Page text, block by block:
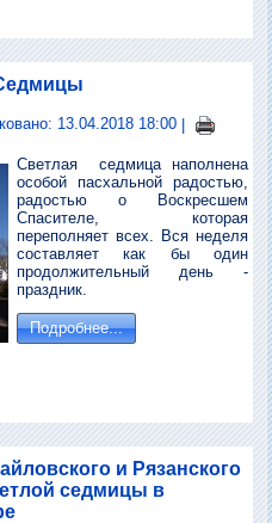
13.04.2018 18:00 |
Светлая седмица наполнена
особой пасхальной радостью,
радостью о Воскресшем
Спасителе, которая
переполняет всех. Вся неделя
составляет как бы один
продолжительный день -
праздник.
Подробнее...
и Рязанского
седмицы в